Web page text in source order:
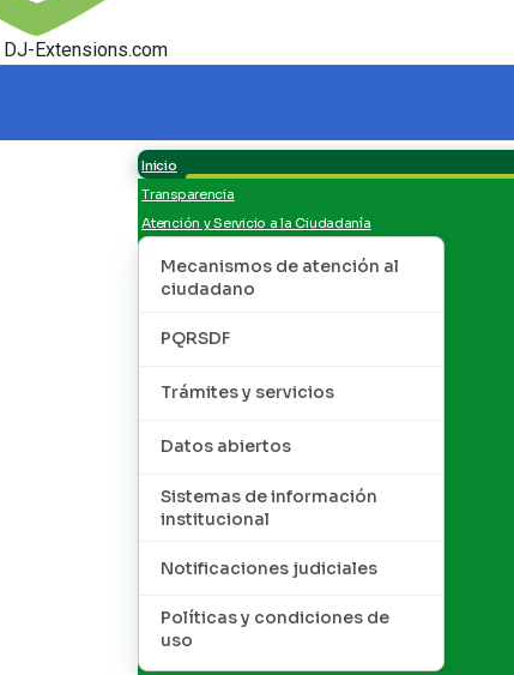
DJ-Extensions.com
Inicio
Transparencia
Atención y Servicio a la Ciudadanía
Mecanismos de atención al
ciudadano
PQRSDF
Trámites y servicios
Datos abiertos
Sistemas de información
institucional
Notificaciones judiciales
Políticas y condiciones de
uso